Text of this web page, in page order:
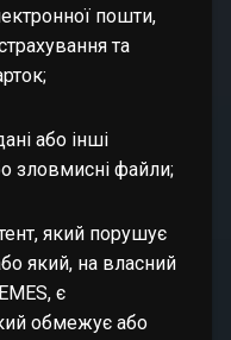
пошти,
та
або інші
зловмисні файли;
який порушує
який, на власний
є
обмежує або